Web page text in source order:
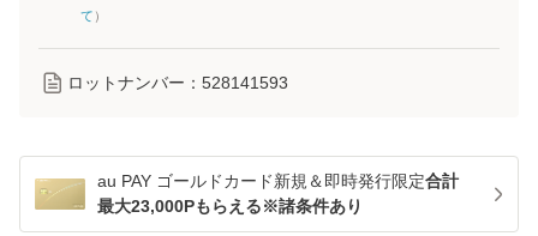
て ）
ロットナンバー： 528141593
au PAY ゴールドカード新規＆即時発行限定合計
最大23,000Pもらえる※諸条件あり